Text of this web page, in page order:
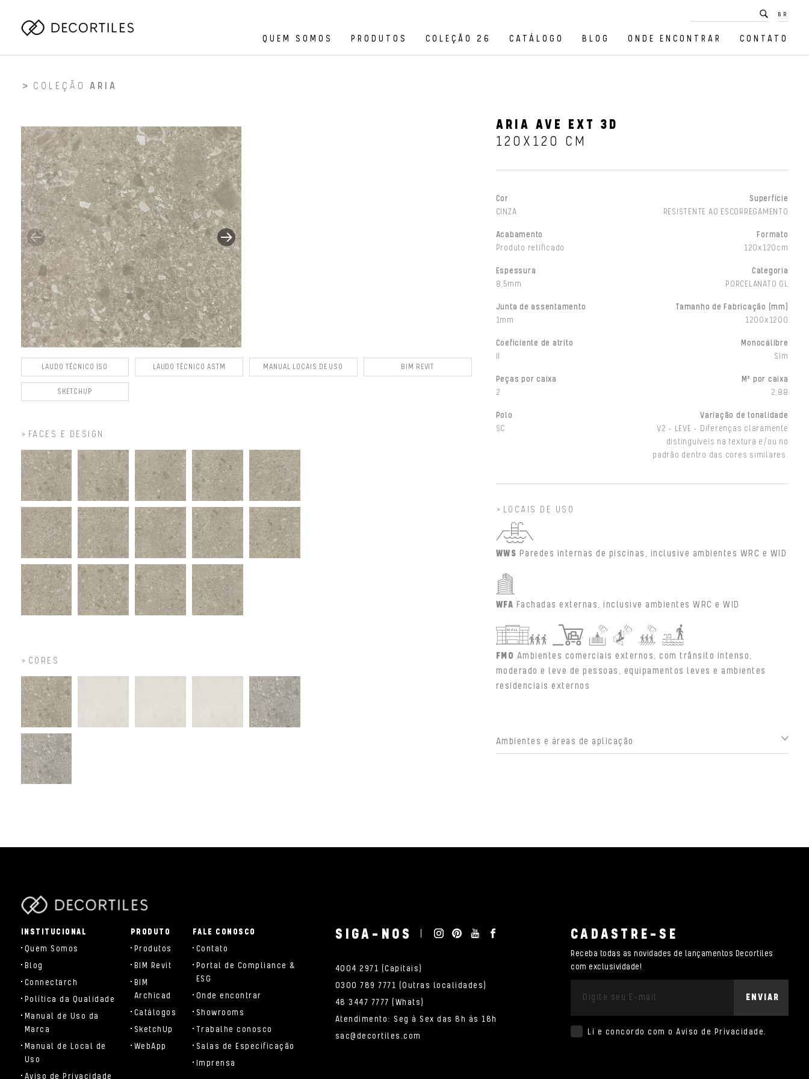
BR
QUEM SOMOS PRODUTOS COLEÇÃO 26 CATÁLOGO BLOG ONDE ENCONTRAR CONTATO
COLEÇÃO ARIA
LAUDO TÉCNICO ISO LAUDO TÉCNICO ASTM MANUAL LOCAIS DE USO BIM REVIT
SKETCHUP
FACES E DESIGN
CORES
ARIA AVE EXT 3D
120X120 CM
Cor
CINZA
Superfície
RESISTENTE AO ESCORREGAMENTO
Acabamento
Produto retificado
Formato
120x120cm
Espessura
8,5mm
Categoria
PORCELANATO GL
Junta de assentamento
1mm
Tamanho de Fabricação (mm)
1200x1200
Coeficiente de atrito
Monocálibre
Sim
Peças por caixa
2
M² por caixa
2,88
Polo
SC
Variação de tonalidade
V2 - LEVE - Diferenças claramente
distinguíveis na textura e/ou no
padrão dentro das cores similares.
LOCAIS DE USO
WWS Paredes internas de piscinas, inclusive ambientes WRC e WID
WFA Fachadas externas, inclusive ambientes WRC e WID
FMO Ambientes comerciais externos, com trânsito intenso,
moderado e leve de pessoas, equipamentos leves e ambientes
residenciais externos
Ambientes e áreas de aplicação
INSTITUCIONAL
Quem Somos
Blog
Connectarch
Política da Qualidade
Manual de Uso da
Marca
Manual de Local de
Uso
Aviso de Privacidade
PRODUTO
Produtos
BIM Revit
BIM
Archicad
Catálogos
SketchUp
WebApp
FALE CONOSCO
Contato
Portal de Compliance &
ESG
Onde encontrar
Showrooms
Trabalhe conosco
Salas de Especificação
Imprensa
SIGA-NOS
4004 2971 (Capitais)
0300 789 7771 (Outras localidades)
48 3447 7777 (Whats)
Atendimento: Seg à Sex das 8h às 18h
sac@decortiles.com
CADASTRE-SE
Receba todas as novidades de lançamentos Decortiles
com exclusividade!
ENVIAR
Li e concordo com o Aviso de Privacidade.